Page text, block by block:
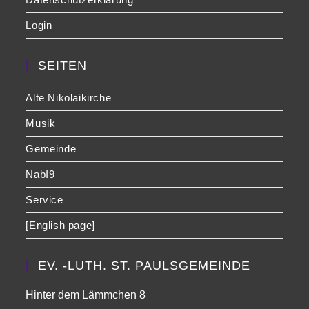
Login
SEITEN
Alte Nikolaikirche
Musik
Gemeinde
NabI9
Service
[English page]
EV. -LUTH. ST. PAULSGEMEINDE
Hinter dem Lämmchen 8